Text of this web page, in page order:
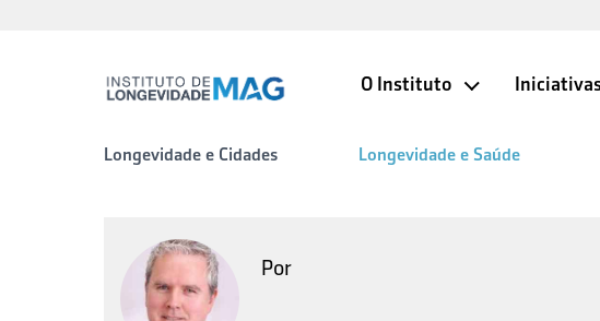
O Instituto
Longevidade e Cidades Longevidade e Saúde
Por
Cursos de Requalificação